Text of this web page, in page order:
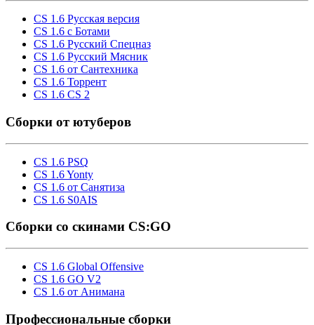
CS 1.6 Русская версия
CS 1.6 с Ботами
CS 1.6 Русский Спецназ
CS 1.6 Русский Мясник
CS 1.6 от Сантехника
CS 1.6 Торрент
CS 1.6 CS 2
Cборки от ютуберов
CS 1.6 PSQ
CS 1.6 Yonty
CS 1.6 от Санятиза
CS 1.6 S0AIS
Сборки со скинами CS:GO
CS 1.6 Global Offensive
CS 1.6 GO V2
CS 1.6 от Анимана
Профессиональные сборки